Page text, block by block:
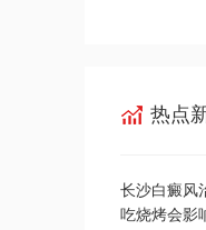
热点
长沙白癜风
吃烧烤会影